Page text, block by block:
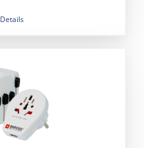
Details